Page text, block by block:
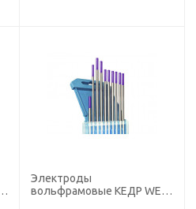
Электроды
вольфрамовые КЕДР WE-